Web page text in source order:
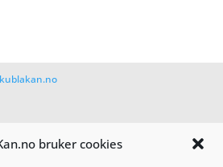
bruker cookies